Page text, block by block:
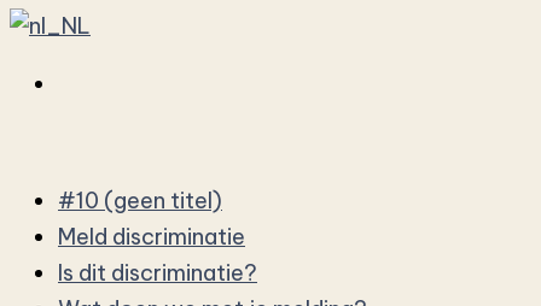
#10 (geen titel)
Meld discriminatie
Is dit discriminatie?